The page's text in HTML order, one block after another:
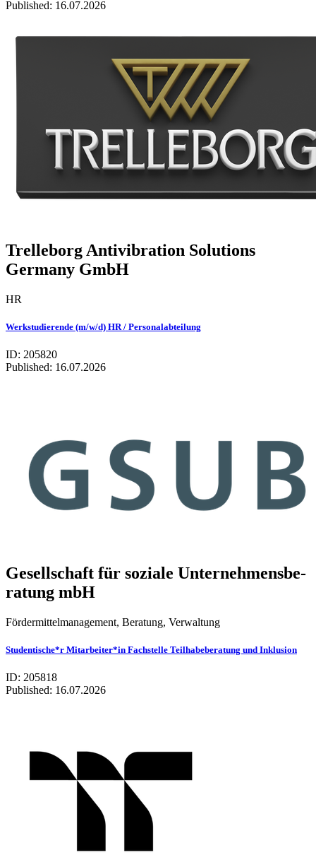
Published: 16.07.2026
Trelleborg Antivibration Solutions
Germany GmbH
HR
Werkstudierende (m/w/d) HR / Personalabteilung
ID: 205820
Published: 16.07.2026
Gesell­schaft für soziale Unter­neh­mens­be­
ra­tung mbH
Fördermittelmanagement, Beratung, Verwaltung
Studentische*r Mitarbeiter*in Fachstelle Teilhabeberatung und Inklusion
ID: 205818
Published: 16.07.2026